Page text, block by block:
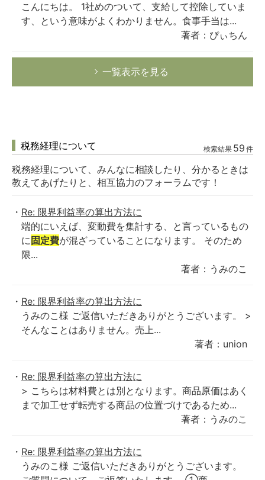
こんにちは。 1社めのついて、支給して控除していま
す、という意味がよくわかりません。食事手当は...
著者：ぴぃちん
一覧表示を見る
税務経理について 検索結果 59 件
税務経理について、みんなに相談したり、分かるときは
教えてあげたりと、相互協力のフォーラムです！
Re: 限界利益率の算出方法に
端的にいえば、変動費を集計する、と言っているもの
に 固定費が混ざっていることになります。 そのため
限...
著者：うみのこ
Re: 限界利益率の算出方法に
うみのこ様 ご返信いただきありがとうございます。 >
そんなことはありません。売上...
著者：union
Re: 限界利益率の算出方法に
> こちらは材料費とは別となります。商品原価はあく
まで加工せず転売する商品の位置づけであるため...
著者：うみのこ
Re: 限界利益率の算出方法に
うみのこ様 ご返信いただきありがとうございます。